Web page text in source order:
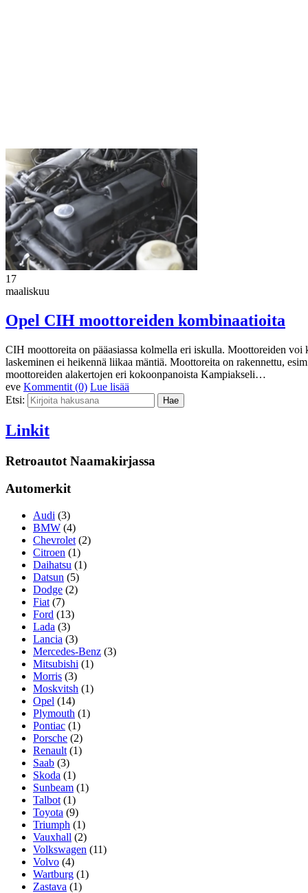
17
maaliskuu
Opel CIH moottoreiden kombinaatioita
CIH moottoreita on pääasiassa kolmella eri iskulla. Moottoreiden
laskeminen ei heikennä liikaa mäntiä. Moottoreita on rakennettu,
moottoreiden alakertojen eri kokoonpanoista Kampiakseli…
eve Kommentit (0) Lue lisää
Etsi:
Linkit
Retroautot Naamakirjassa
Automerkit
Audi (3)
BMW (4)
Chevrolet (2)
Citroen (1)
Daihatsu (1)
Datsun (5)
Dodge (2)
Fiat (7)
Ford (13)
Lada (3)
Lancia (3)
Mercedes-Benz (3)
Mitsubishi (1)
Morris (3)
Moskvitsh (1)
Opel (14)
Plymouth (1)
Pontiac (1)
Porsche (2)
Renault (1)
Saab (3)
Skoda (1)
Sunbeam (1)
Talbot (1)
Toyota (9)
Triumph (1)
Vauxhall (2)
Volkswagen (11)
Volvo (4)
Wartburg (1)
Zastava (1)